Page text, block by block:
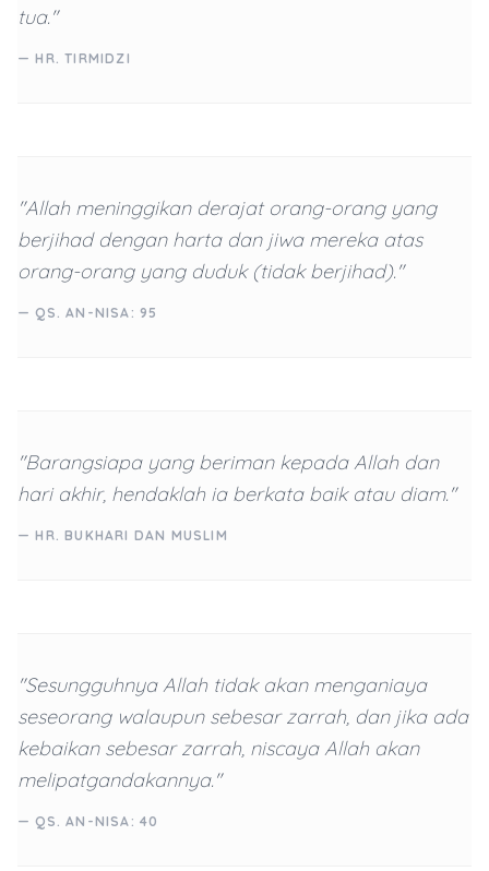
tua."
— HR. TIRMIDZI
"Allah meninggikan derajat orang-orang yang
berjihad dengan harta dan jiwa mereka atas
orang-orang yang duduk (tidak berjihad)."
— QS. AN-NISA: 95
"Barangsiapa yang beriman kepada Allah dan
hari akhir, hendaklah ia berkata baik atau diam."
— HR. BUKHARI DAN MUSLIM
"Sesungguhnya Allah tidak akan menganiaya
seseorang walaupun sebesar zarrah, dan jika ada
kebaikan sebesar zarrah, niscaya Allah akan
melipatgandakannya."
— QS. AN-NISA: 40